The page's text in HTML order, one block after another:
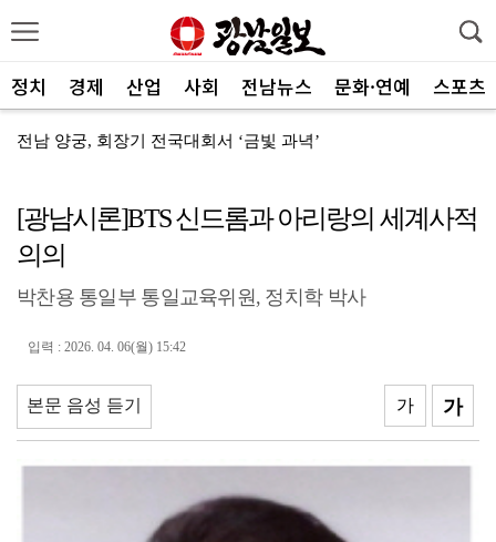
정치 경제 산업 사회 전남뉴스 문화·연예 스포츠
전남 양궁, 회장기 전국대회서 ‘금빛 과녁’
광양제철소, 독거노인 지원금 4000만원 전달
나주교육지원청, 제1회 청소년창업박람회 성료
여수세계섬박람회 성공 향해 자원봉사자 나선다
전남광주 관광 매력 사진에 담는다
전남광주특별시, 체류형 산림관광 키운다
중기부, 지방소멸 대응 유공자 찾는다
광산구자원봉사센터, 폭염 대응 통합자원지원단 활동
[광남시론]BTS 신드롬과 아리랑의 세계사적
의의
박찬용 통일부 통일교육위원, 정치학 박사
입력 : 2026. 04. 06(월) 15:42
본문 음성 듣기 가
가